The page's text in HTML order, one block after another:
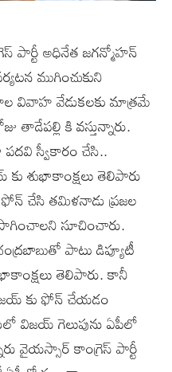
పార్టీ అధినేత జగన్మోహన్
ముగించుకుని
వివాహ వేడుకలకు మాత్రమే
కి వస్తున్నారు.
స్వీకారం చేసి..
శుభాకాంక్షలు తెలిపారు
చేసి తమిళనాడు ప్రజల
సూచించారు.
పాటు డిప్యూటీ
తెలిపారు. కానీ
కు ఫోన్ చేయడం
విజయ్ గెలుపును ఏపీలో
వైయస్సార్ కాంగ్రెస్ పార్టీ